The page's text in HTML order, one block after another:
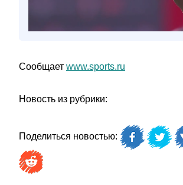
Сообщает www.sports.ru
Новость из рубрики:
Поделиться новостью: